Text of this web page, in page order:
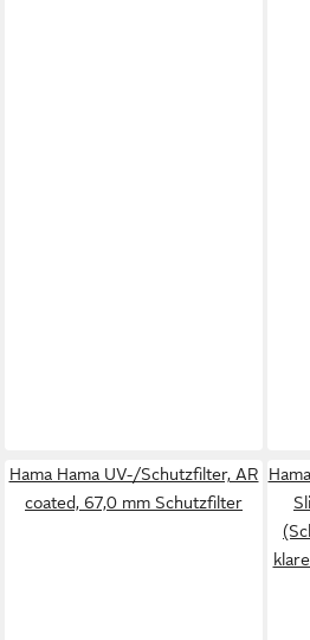
Hama Hama UV-/Schutzfilter, AR
coated, 67,0 mm Schutzfilter